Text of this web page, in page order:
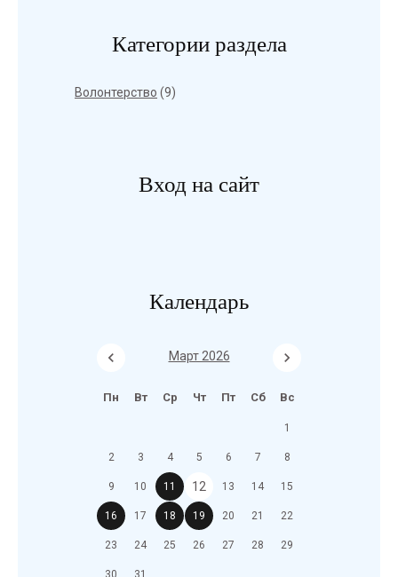
Категории раздела
Волонтерство (9)
Вход на сайт
Календарь
Март 2026
Пн Вт Ср Чт Пт Сб Вс
1
2 3 4 5 6 7 8
9 10 11 12 13 14 15
16 17 18 19 20 21 22
23 24 25 26 27 28 29
30 31